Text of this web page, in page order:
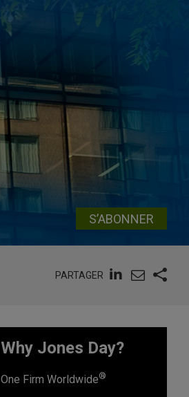
S’ABONNER
PARTAGER
Why Jones Day?
One Firm Worldwide®